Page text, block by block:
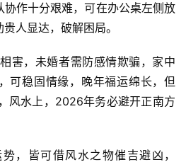
作十分艰难，可在办公桌左侧放
人显达，破解困局。
相害，未婚者需防感情欺骗，家中
可稳固情缘，晚年福运绵长，但
风水上，2026年务必避开正南方
，皆可借风水之物催吉避凶，